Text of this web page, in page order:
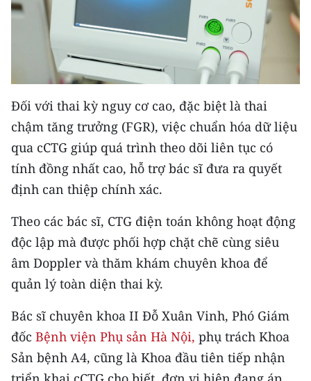
Ảnh
Infographic
TIN MỚI
TIN ĐỊA PHƯƠNG
Trung du và miền núi phía Bắc
Đồng bằng sông Hồng
Duyên hải Nam Trung Bộ và Tây
Nguyên
Đông Nam Bộ
Đồng bằng sông Cửu Long
Chuyên trang Hà Nội
Đối với thai kỳ nguy cơ cao, đặc biệt là thai
chậm tăng trưởng (FGR), việc chuẩn hóa dữ liệu
qua cCTG giúp quá trình theo dõi liên tục có
tính đồng nhất cao, hỗ trợ bác sĩ đưa ra quyết
định can thiệp chính xác.
Theo các bác sĩ, CTG điện toán không hoạt động
độc lập mà được phối hợp chặt chẽ cùng siêu
âm Doppler và thăm khám chuyên khoa để
quản lý toàn diện thai kỳ.
Bác sĩ chuyên khoa II Đỗ Xuân Vinh, Phó Giám
đốc Bệnh viện Phụ sản Hà Nội, phụ trách Khoa
Sản bệnh A4, cũng là Khoa đầu tiên tiếp nhận